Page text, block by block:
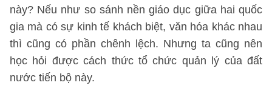
này? Nếu như so sánh nền giáo dục giữa hai quốc
gia mà có sự kinh tế khách biệt, văn hóa khác nhau
thì cũng có phần chênh lệch. Nhưng ta cũng nên
học hỏi được cách thức tổ chức quản lý của đất
nước tiến bộ này.